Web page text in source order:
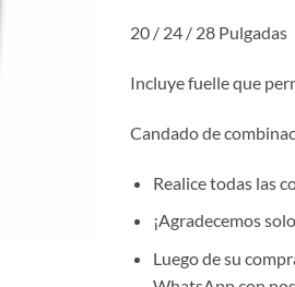
20 / 24 / 28 Pulgadas
Incluye fuelle que
Candado de
Realice todas las
¡Agradecemos
Luego de su